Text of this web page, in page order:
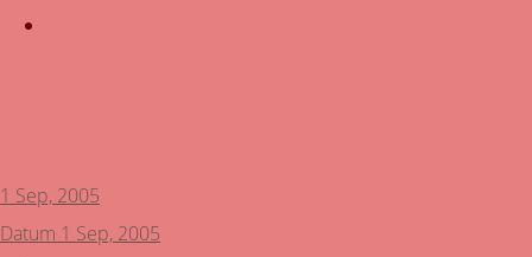
1 Sep, 2005
Datum 1 Sep, 2005